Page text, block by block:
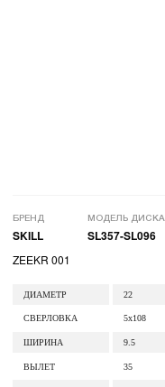
БРЕНД
SKILL
МОДЕЛЬ ДИСКА
SL357-SL096
ZEEKR 001
ДИАМЕТР 22
СВЕРЛОВКА 5x108
ШИРИНА 9.5
ВЫЛЕТ 35